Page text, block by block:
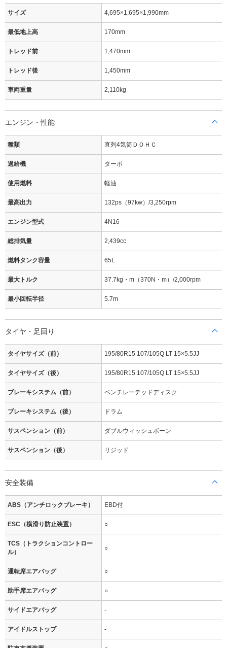
サイズ 4,695×1,695×1,990mm
最低地上高 170mm
トレッド前 1,470mm
トレッド後 1,450mm
車両重量 2,110kg
エンジン・性能
種類 直列4気筒ＤＯＨＣ
過給機 ターボ
使用燃料 軽油
最高出力 132ps（97kw）/3,250rpm
エンジン型式 4N16
総排気量 2,439cc
燃料タンク容量 65L
最大トルク 37.7kg・m（370N・m）/2,000rpm
最小回転半径 5.7m
タイヤ・足回り
タイヤサイズ（前） 195/80R15 107/105Q LT 15×5.5JJ
タイヤサイズ（後） 195/80R15 107/105Q LT 15×5.5JJ
ブレーキシステム（前） ベンチレーテッドディスク
ブレーキシステム（後） ドラム
サスペンション（前） ダブルウィッシュボーン
サスペンション（後） リジッド
安全装備
ABS（アンチロックブレーキ） EBD付
ESC（横滑り防止装置） ○
TCS（トラクションコントロー
ル）
○
運転席エアバッグ ○
助手席エアバッグ ○
サイドエアバッグ -
アイドルストップ -